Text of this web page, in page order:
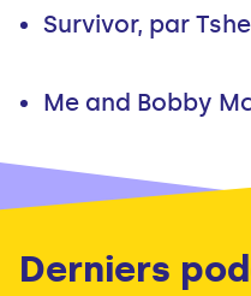
Survivor, par
Me and Bobby
Derniers